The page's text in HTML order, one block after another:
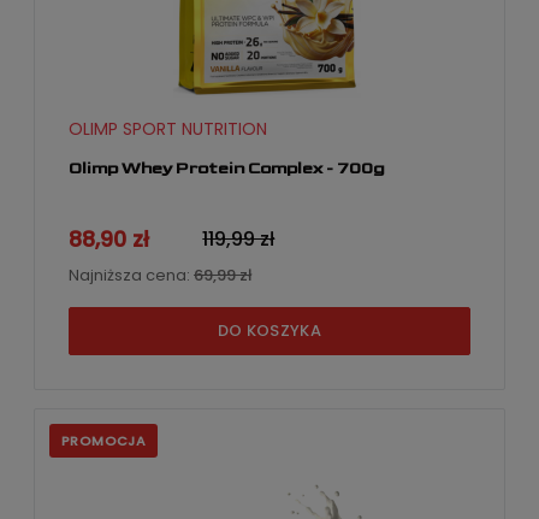
Olimp Whey Protein Complex - 700g
OLIMP SPORT NUTRITION
88,90 zł 119,99 zł
Najniższa cena: 69,99 zł
DO KOSZYKA
PROMOCJA